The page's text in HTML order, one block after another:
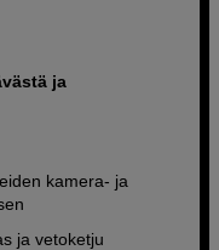
ja
kamera- ja
ja vetoketju